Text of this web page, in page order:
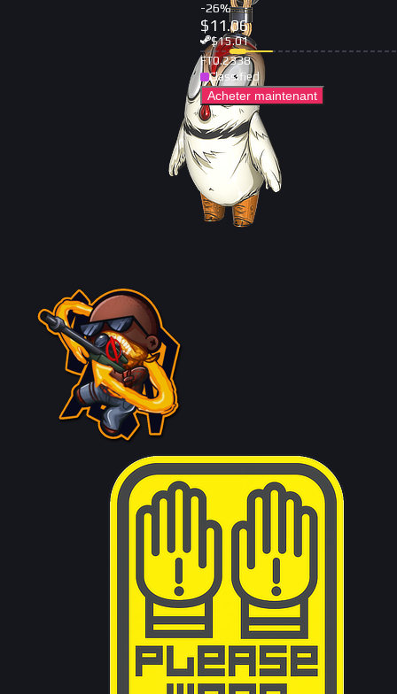
-26%
$11.06
$15.01
FT0.2338
Classified
Acheter maintenant